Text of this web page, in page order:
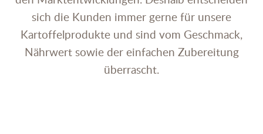
sich die Kunden immer gerne für unsere
Kartoffelprodukte und sind vom Geschmack,
Nährwert sowie der einfachen Zubereitung
überrascht.